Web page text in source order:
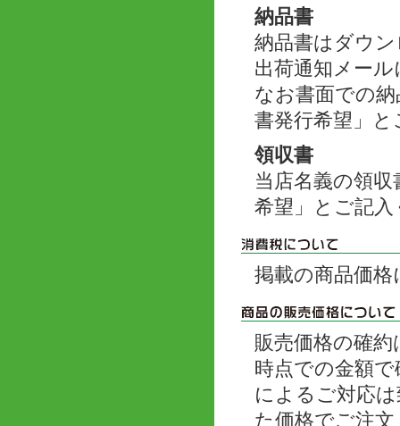
納品書
納品書はダウ
出荷通知メー
なお書面での
書発行希望」
領収書
当店名義の領
希望」とご記
掲載の商品価
販売価格の確
時点での金額
によるご対応
た価格でご注